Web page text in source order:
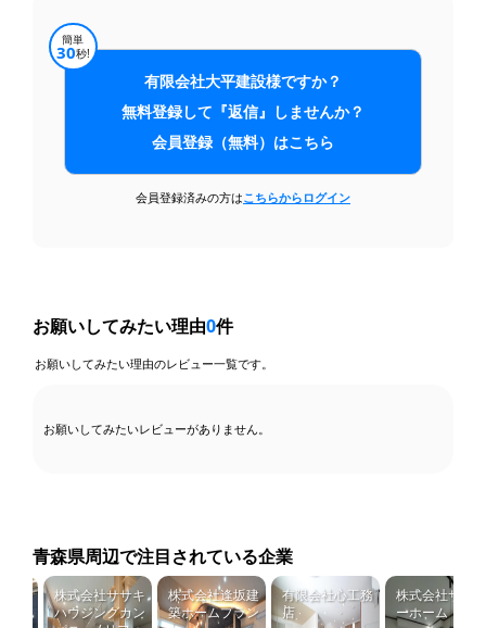
簡単
30秒!
有限会社大平建設様ですか？
無料登録して『返信』しませんか？
会員登録（無料）はこちら
会員登録済みの方はこちらからログイン
お願いしてみたい理由0件
お願いしてみたい理由のレビュー一覧です。
お願いしてみたいレビューがありません。
青森県周辺で注目されている企業
株式会社ササキ
ハウジングカン
株式会社逢坂建
築ホームプラン
有限会社心工務
店
株式会社サイト
ーホーム